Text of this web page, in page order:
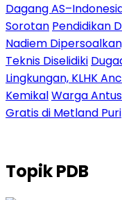
Dagang
Sorotan Pendidikan
Nadiem
Teknis Diselidiki
Lingkungan, KLHK
KemikalWarga
Gratis di Metland Puri
TopikPDB